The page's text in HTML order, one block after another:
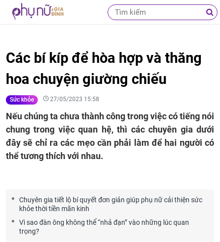
Các bí kíp để hòa hợp và thăng
hoa chuyện giường chiếu
Sức khỏe 27/05/2023 15:58
Nếu chúng ta chưa thành công trong việc có tiếng nói
chung trong việc quan hệ, thì các chuyên gia dưới
đây sẽ chỉ ra các mẹo cần phải làm để hai người có
thể tương thích với nhau.
Chuyên gia tiết lộ bí quyết đơn giản giúp phụ nữ cải thiện sức
khỏe thời tiền mãn kinh
Vì sao đàn ông không thể “nhả đạn” vào những lúc quan
trọng?